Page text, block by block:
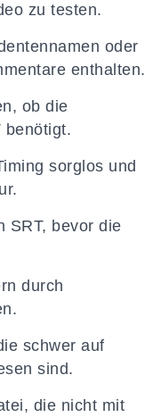
zu testen.
oder
enthalten.
ob die
benötigt.
sorglos und
SRT, bevor die
durch
schwer auf
sind.
die nicht mit